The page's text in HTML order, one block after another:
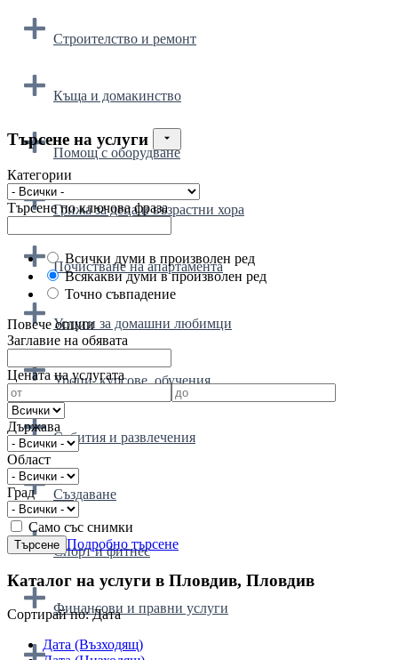
Строителство и ремонт
Къща и домакинство
Помощ с оборудване
Грижа за деца и възрастни хора
Почистване на апартамента
Услуги за домашни любимци
Уроци, курсове, обучения
Събития и развлечения
Създаване
Спорт и фитнес
Финансови и правни услуги
Търсене на услуги
Категории
Търсене по ключова фраза
Всички думи в произволен ред
Всякакви думи в произволен ред
Точно съвпадение
Повече опции
Заглавие на обявата
Цената на услугата
Държава
Област
Град
Само със снимки
Подробно търсене
Каталог на услуги в Пловдив, Пловдив
Cортирай по:Дата
Дата (Възходящ)